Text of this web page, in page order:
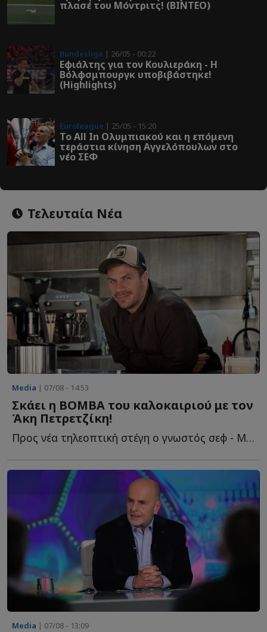
πλασέ του Μόντριτς! (ΒΙΝΤΕΟ)
Bundesliga | 26/05 - 00:22
Εφιάλτης για τον Κουλιεράκη - Η
Βόλφσμπουργκ υποβιβάστηκε!
(Highlights)
Euroleague | 25/05 - 15:20
Το All In Ολυμπιακού και η επόμενη
τεράστια κίνηση Αγγελόπουλων στο
νέο ΣΕΦ
Τελευταία Νέα
Media | 07/08 - 14:53
Σκάει η ΒΟΜΒΑ του καλοκαιριού με τον
Άκη Πετρετζίκη!
Προς νέα τηλεοπτική στέγη ο γνωστός σεφ - Με ποιο κανάλι β...
Media | 07/08 - 13:09